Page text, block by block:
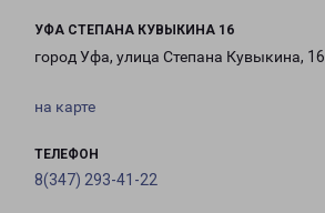
УФА СТЕПАНА КУВЫКИНА 16
город Уфа, улица Степана Кувыкина, 16
на карте
ТЕЛЕФОН
8(347) 293-41-22